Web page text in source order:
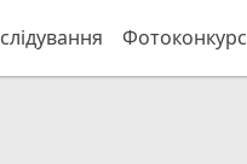
Фотоконкурс